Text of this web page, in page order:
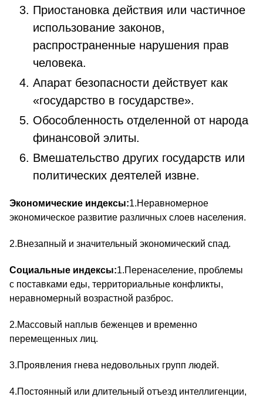
Приостановка действия или частичное
использование законов,
распространенные нарушения прав
человека.
Апарат безопасности действует как
«государство в государстве».
Обособленность отделенной от народа
финансовой элиты.
Вмешательство других государств или
политических деятелей извне.
Экономические индексы:1.Неравномерное
экономическое развитие различных слоев населения.
2.Внезапный и значительный экономический спад.
Социальные индексы:1.Перенаселение, проблемы
с поставками еды, территориальные конфликты,
неравномерный возрастной разброс.
2.Массовый наплыв беженцев и временно
перемещенных лиц.
3.Проявления гнева недовольных групп людей.
4.Постоянный или длительный отъезд интеллигенции,